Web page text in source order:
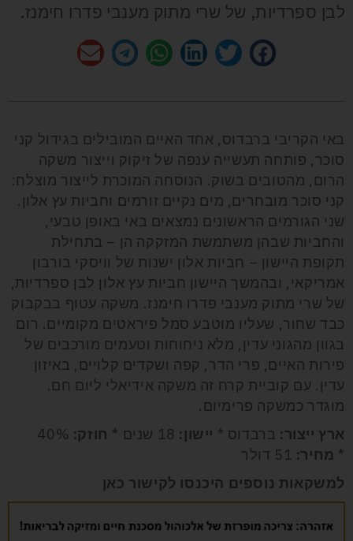
לבן ספרדיות, של שרי מתוק מענבי פדרו חימנז.
באי הקריבי ברבדוס, אחד האיים המובילים בגידול קני
סוכר, פותחה תעשייה ענפה של זיקוק וייצור משקה
הרום, מהטובים בשוק. הנוסחה המוכרת לייצור מוצלח:
קני סוכר מובחרים, מים נקיים זורמים וחביות עץ אלון.
שני הגורמים הראשונים נמצאים באי באופן טבעי,
והחביות שבהן משתמשת המזקקה הן – בתחילת
תקופת היישון – חביות אלון ישנות של וויסקי בורבון
אמריקאי, ובהמשך היישון חביות עץ אלון לבן ספרדיות,
של שרי מתוק מענבי פדרו חימנז. משקה עטוף בבקבוק
כבד שחור, שעליו מוטבע סמל פיראטים מקומיים. רום
בגוון מהגוני עדין, מלא ניחוחות וטעמים מורכבים של
פירות האיים, פרי הדר, קפה ושקדים קלויים, באיזון
עדין. עם קוביית קרח זה משקה אידיאלי ליום חם.
מוגדר כמשקה פרימיום.
ארץ ייצור: ברבדוס * יישון: 18 שנים * חוזק: 40%
* מחיר: 51 דולר
למשקאות נוספים היכנסו לקישור כאן